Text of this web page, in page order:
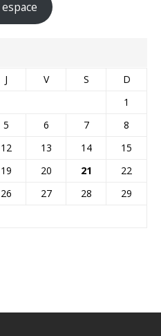
J V S
D
1
5 6 7
8
12 13 14
15
19 20 21
22
26 27 28
29